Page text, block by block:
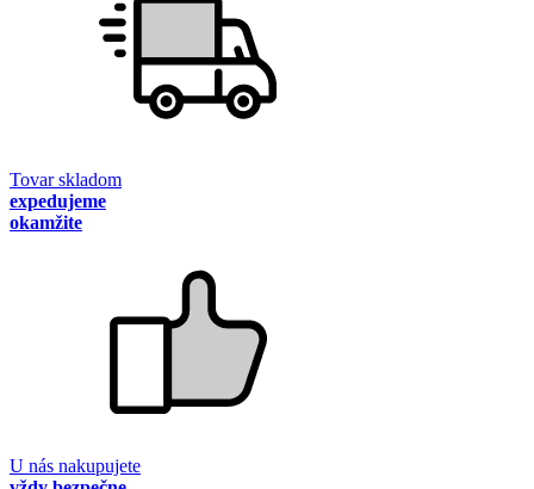
Tovar skladom
expedujeme
okamžite
U nás nakupujete